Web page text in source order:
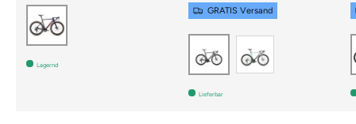
Lagernd
GRATIS Versand
Schwarz
Lieferbar